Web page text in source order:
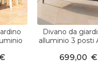
Divano da
alluminio 3 posti
chiaro
699,00 €